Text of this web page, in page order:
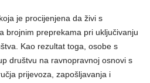
je procijenjena da živi s
brojnim preprekama pri uključivanju
Kao rezultat toga, osobe s
društvu na ravnopravnoj osnovi s
prijevoza, zapošljavanja i